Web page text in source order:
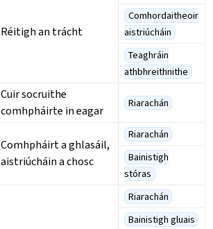
Réitigh an trácht
Comhordaitheoir
aistriúcháin
Teaghráin
athbhreithnithe
Cuir socruithe
comhpháirte in eagar
Riarachán
Comhpháirt a ghlasáil,
aistriúcháin a chosc
Riarachán
Bainistigh
stóras
Riarachán
Bainistigh gluais